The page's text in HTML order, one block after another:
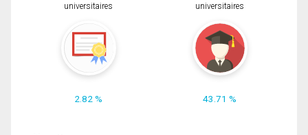
universitaires
2.82 %
universitaires
43.71 %